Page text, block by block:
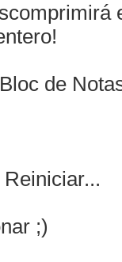
de
;)